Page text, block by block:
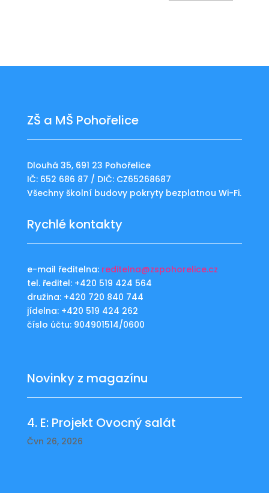
ZŠ a MŠ Pohořelice
Dlouhá 35, 691 23 Pohořelice
IČ: 652 686 87 / DIČ: CZ65268687
Všechny školní budovy pokryty bezplatnou Wi-Fi.
Rychlé kontakty
e-mail ředitelna: reditelna@zspohorelice.cz
tel. ředitel: +420 519 424 564
družina: +420 720 840 744
jídelna: +420 519 424 262
číslo účtu: 904901514/0600
Novinky z magazínu
4. E: Projekt Ovocný salát
Čvn 26, 2026